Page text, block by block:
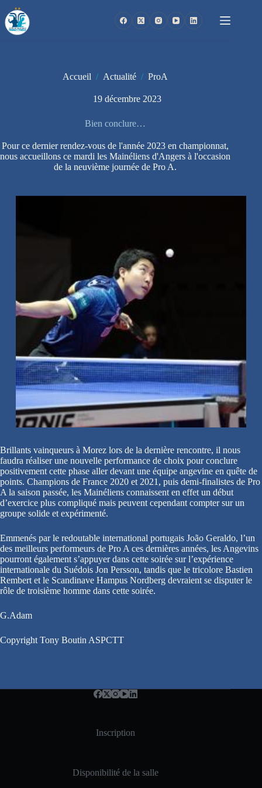
au
contenu
Accueil / Actualité / ProA
19 décembre 2023
Bien conclure…
Pour ce dernier rendez-vous de l'année 2023 en championnat,
nous accueillons ce mardi les Mainéliens d'Angers à l'occasion
de la neuvième journée de Pro A.
Brillants vainqueurs à Morez lors de la dernière rencontre, il nous
faudra réaliser une nouvelle performance de choix pour conclure
positivement cette phase aller devant une équipe angevine en quête de
points. Champions de France 2020 et 2021, puis demi-finalistes de Pro
A la saison passée, les Mainéliens connaissent en effet un début
d’exercice plus compliqué mais peuvent cependant compter sur un
groupe solide et expérimenté.
Emmenés par le redoutable international portugais João Geraldo, l’un
des meilleurs performeurs de Pro A ces dernières années, les Angevins
pourront également s’appuyer dans cette soirée sur l’expérience
internationale du Suédois Jon Persson, tandis que le tricolore Bastien
Rembert et le Scandinave Hampus Nordberg devraient se disputer le
rôle de troisième homme dans cette soirée.
G.Adam
Copyright Tony Boutin ASPCTT
Inscription
Disponibilité de la salle